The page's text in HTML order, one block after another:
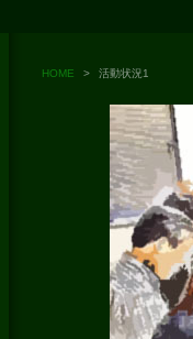
HOME > 活動状況1